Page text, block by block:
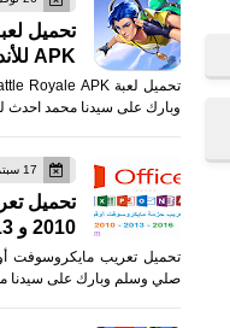
APK للأندرويد
وبارك على سيدنا محمد احدث
17 سبتمبر 2019
تحميل
2010 و 2013 و 2016
صلي وسلم وبارك على سيدنا
العاب
Soccer
للأيفون